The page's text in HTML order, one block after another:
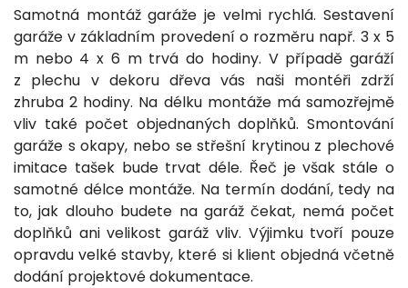
Samotná montáž garáže je velmi rychlá. Sestavení
garáže v základním provedení o rozměru např. 3 x 5
m nebo 4 x 6 m trvá do hodiny. V případě garáží
z plechu v dekoru dřeva vás naši montéři zdrží
zhruba 2 hodiny. Na délku montáže má samozřejmě
vliv také počet objednaných doplňků. Smontování
garáže s okapy, nebo se střešní krytinou z plechové
imitace tašek bude trvat déle. Řeč je však stále o
samotné délce montáže. Na termín dodání, tedy na
to, jak dlouho budete na garáž čekat, nemá počet
doplňků ani velikost garáž vliv. Výjimku tvoří pouze
opravdu velké stavby, které si klient objedná včetně
dodání projektové dokumentace.